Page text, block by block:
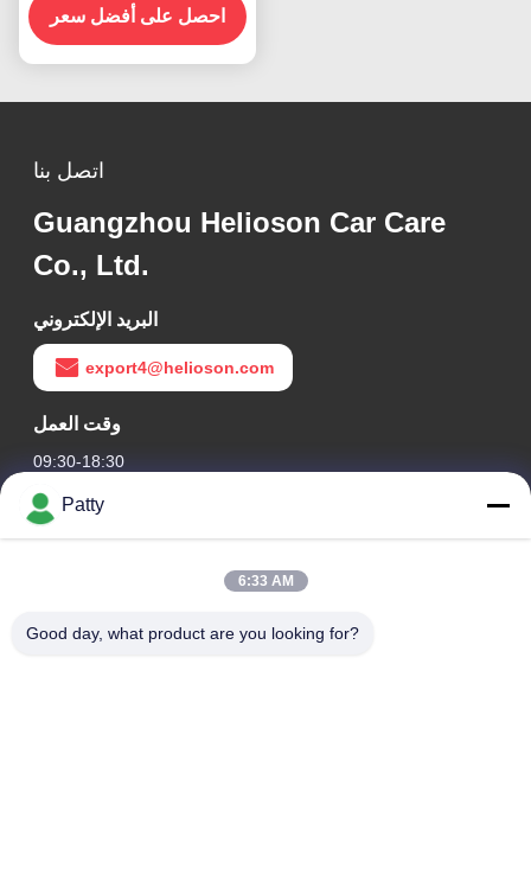
البولنديات الخام
احصل على أفضل سعر
اتصل بنا
Guangzhou Helioson Car Care
Co., Ltd.
البريد الإلكتروني
export4@helioson.com
وقت العمل
09:30-18:30
عنوانناPatty
6:33 AM
Good day, what product are you looking for?